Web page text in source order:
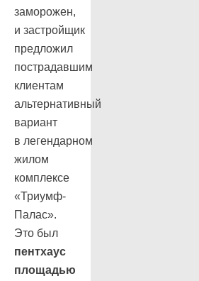
заморожен,
и застройщик
предложил
пострадавшим
клиентам
альтернативный
вариант
в легендарном
жилом
комплексе
«Триумф-
Палас».
Это был
пентхаус
площадью